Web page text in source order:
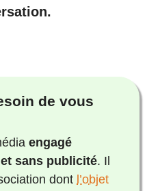
de vous
engagé
sans publicité. Il
dont l’objet